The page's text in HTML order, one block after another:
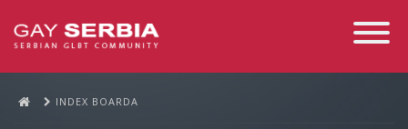
Toggle
INDEX BOARDA